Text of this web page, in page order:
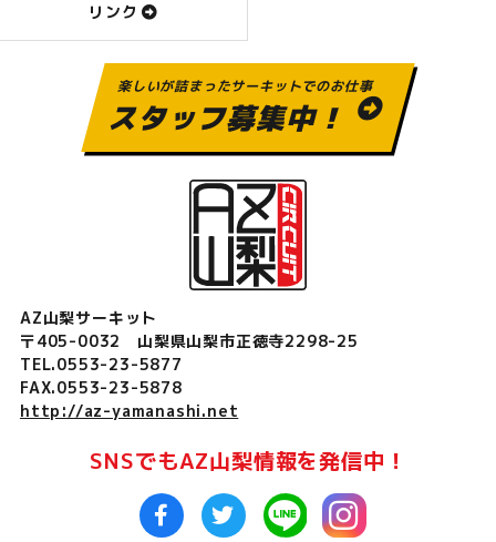
リンク
楽しいが詰まったサーキットでのお仕事
スタッフ募集中！
AZ山梨サーキット
〒405-0032 山梨県山梨市正徳寺2298-25
TEL.0553-23-5877
FAX.0553-23-5878
http://az-yamanashi.net
SNSでもAZ山梨情報を発信中！